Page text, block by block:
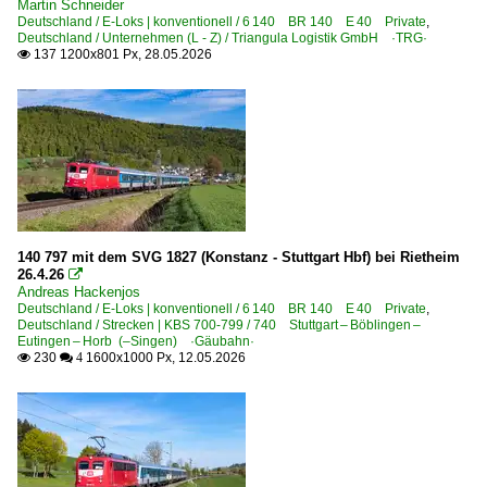
Dieselloks | bis 100 km/h | 98 80
3 295 BR 295 funkferngesteuerte BR 291 ·MaK V 90·
Dieselloks | Kleinloks
3 312 BR 312 · DR 102.0 LKM V 22 B, V 23
3 335 BR 333 DB Köf 12 ·Gmeinder, Jung, O&K,
0 642 BR 642 ·Desiro·
0 643 BR 643 ·Talent·
E-Loks | Drehstrom | 91 80
6 145 BR 145 ·Traxx AC· Private
6 145 BR 145 ·Traxx AC· Werbeloks
Martin Schneider
Deutschland / E-Loks | konventionell / 6 140 BR 140 E 40 Private,
Deutschland / Unternehmen (L - Z) / Triangula Logistik GmbH ·TRG·
 137 1200x801 Px, 28.05.2026
140 797 mit dem SVG 1827 (Konstanz - Stuttgart Hbf) bei Rietheim
26.4.26 
Andreas Hackenjos
Deutschland / E-Loks | konventionell / 6 140 BR 140 E 40 Private,
Deutschland / Strecken | KBS 700-799 / 740 Stuttgart – Böblingen –
Eutingen – Horb (–Singen) ·Gäubahn·
 230  4 1600x1000 Px, 12.05.2026